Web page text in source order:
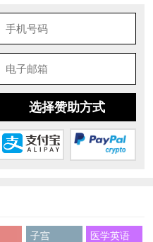
选择赞助方式
子宫 医学英语